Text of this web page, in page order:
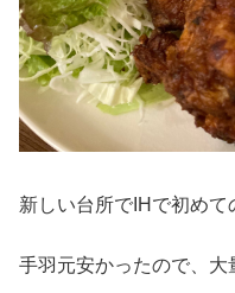
新しい台所でIHで初めて
手羽元安かったので、大